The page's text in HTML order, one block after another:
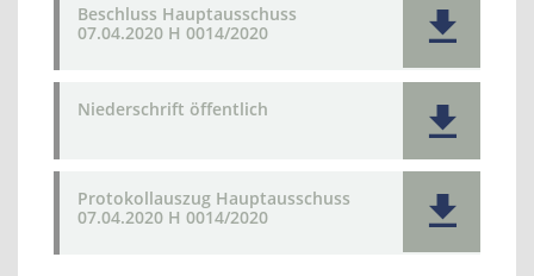
Beschluss Hauptausschuss
07.04.2020 H 0014/2020
Niederschrift öffentlich
Protokollauszug Hauptausschuss
07.04.2020 H 0014/2020